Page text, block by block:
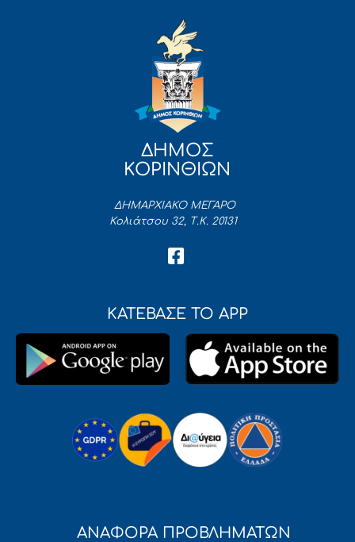
ΔΗΜΟΣ
ΚΟΡΙΝΘΙΩΝ
ΔΗΜΑΡΧΙΑΚΟ ΜΕΓΑΡΟ
Κολιάτσου 32, Τ.Κ. 20131
ΚΑΤΕΒΑΣΕ ΤΟ APP
ΑΝΑΦΟΡΑ ΠΡΟΒΛΗΜΑΤΩΝ